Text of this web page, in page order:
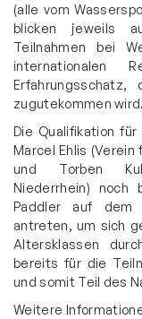
(alle vom
blicken jeweils
Teilnahmen bei
zugutekommen wird.
Die Qualifikation
Marcel Ehlis
und Torben
Niederrhein) noch
Paddler auf dem
antreten, um sich
Altersklassen
bereits für die
und somit Teil des
Weitere